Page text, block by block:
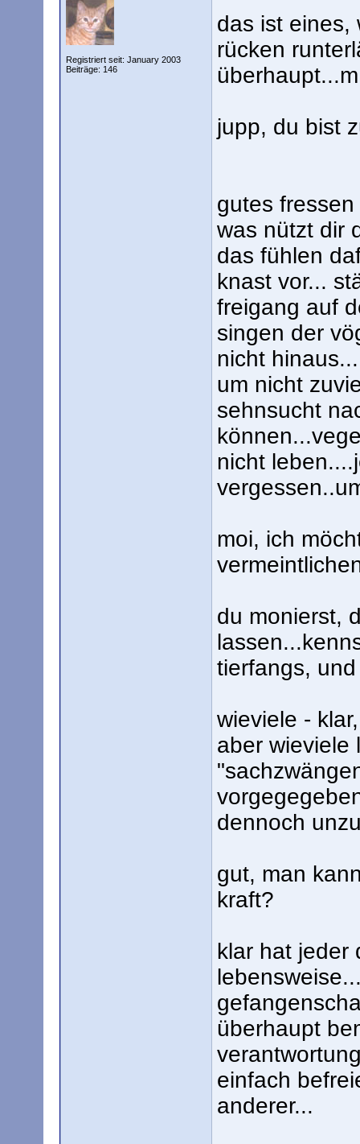
Registriert seit: January 2003
Beiträge: 146
das ist eines,
rücken
jupp, du bist
gutes
was nützt dir
das fühlen
knast vor...
freigang auf
singen der
nicht
um nicht
sehnsucht
nicht
moi, ich
du monierst,
tierfangs,
wieviele -
aber wieviele
dennoch
gut, man
kraft?
klar hat jeder
überhaupt
einfach
anderer...